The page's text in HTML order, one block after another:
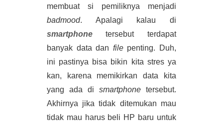
badmood
smartphone
tersebut terdapat
banyak data dan file penting. Duh,
ini pastinya bisa bikin kita stres ya
kan, karena memikirkan data kita
yang ada di smartphone tersebut.
Akhirnya jika tidak ditemukan mau
tidak mau harus beli HP baru untuk